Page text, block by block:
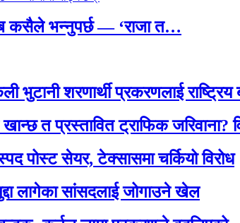
कसैले भन्नुपर्छ — ‘राजा त…
भुटानी शरणार्थी प्रकरणलाई
त प्रस्तावित ट्राफिक
पोस्ट सेयर, टेक्सासमा चर्कियो विरोध
लागेका सांसदलाई जोगाउने खेल